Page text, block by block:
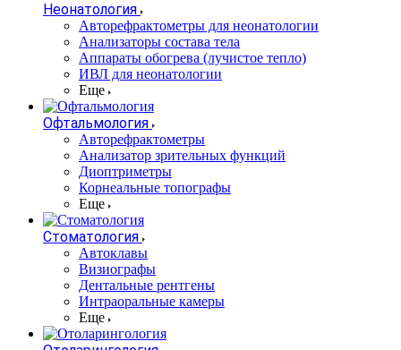
Неонатология
Авторефрактометры для неонатологии
Анализаторы состава тела
Аппараты обогрева (лучистое тепло)
ИВЛ для неонатологии
Еще
Офтальмология
Авторефрактометры
Анализатор зрительных функций
Диоптриметры
Корнеальные топографы
Еще
Стоматология
Автоклавы
Визиографы
Дентальные рентгены
Интраоральные камеры
Еще